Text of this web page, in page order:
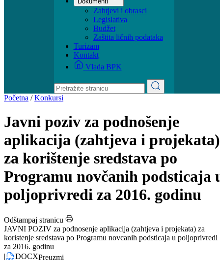
Lista organizacija
Veterinarske stanice
Dokumenti
Zahtjevi i obrasci
Legislativa
Budžet
Zaštita ličnih podataka
Turizam
Kontakt
Vlada BPK
Početna/Konkursi
Javni poziv za podnošenje
aplikacija (zahtjeva i projekata)
za korištenje sredstava po
Programu novčanih podsticaja
poljoprivredi za 2016. godinu
Odštampaj stranicu
JAVNI POZIV za podnosenje aplikacija (zahtjeva i projekata) za